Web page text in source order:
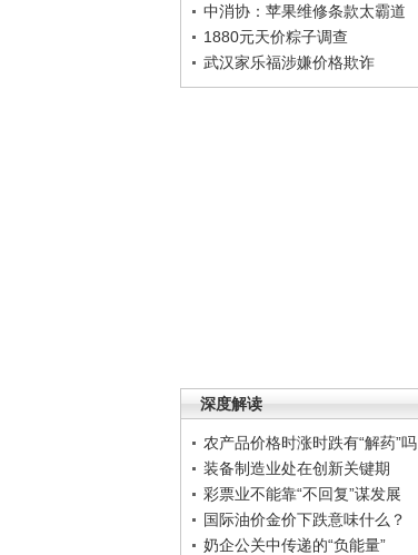
中消协：苹果维修条款太霸道
1880元天价粽子调查
武汉家乐福涉嫌价格欺诈
深度解读
农产品价格时涨时跌有“解药”吗
装备制造业处在创新关键期
彩票业不能靠“不回复”谋发展
国际油价金价下跌意味什么？
奶企公关中传递的“负能量”